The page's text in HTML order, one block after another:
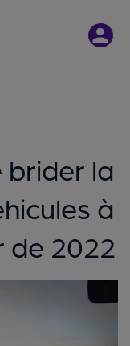
brider la
à
de 2022